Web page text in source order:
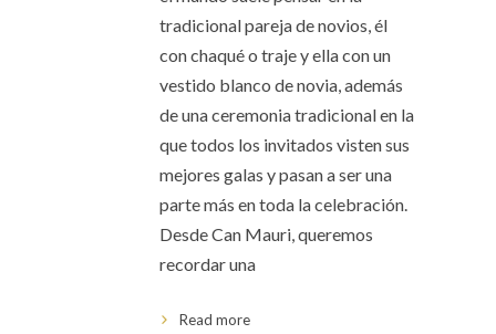
tradicional pareja de novios, él
con chaqué o traje y ella con un
vestido blanco de novia, además
de una ceremonia tradicional en la
que todos los invitados visten sus
mejores galas y pasan a ser una
parte más en toda la celebración.
Desde Can Mauri, queremos
recordar una
Read more